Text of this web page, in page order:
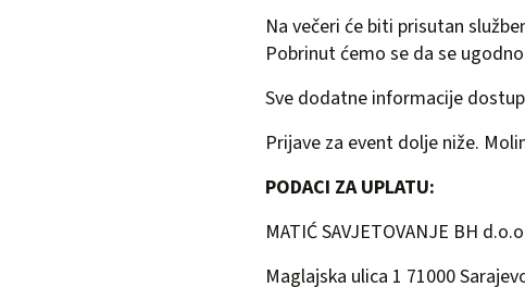
Na večeri će biti prisutan
Pobrinut ćemo se da se
Sve dodatne informacije
Prijave za event dolje niže.
PODACI ZA UPLATU:
MATIĆ SAVJETOVANJE BH d.o.o
Maglajska ulica 1 71000